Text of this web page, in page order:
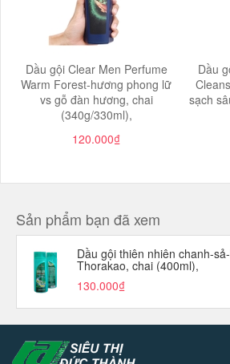
Dầu gội Clear Men Perfume
Warm Forest-hương phong lữ
vs gỗ đàn hương, chai
(340g/330ml),
120.000₫
Dầu
sạch
Sản phẩm bạn đã xem
Dầu gội thiên nhiên chanh-
Thorakao, chai (400ml),
130.000₫